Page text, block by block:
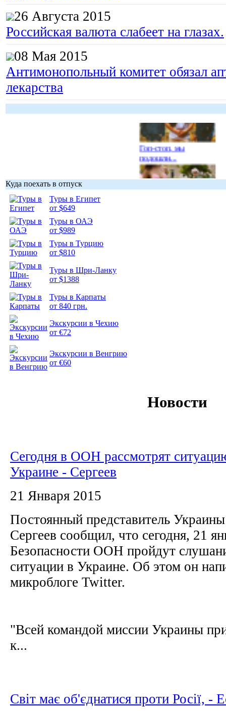
26 Августа 2015
Российская валюта слабеет на глазах.
08 Мая 2015
Антимонопольный комитет обязал
лекарства
Гоп-стоп, мы
подошли...
Куда поехать в отпуск
Туры в Египет
от $649
Туры в ОАЭ
от $989
Туры в Турцию
от $810
Туры в Шри-Ланку
от $1388
Туры в Карпаты
от 840 грн.
Экскурсии в Чехию
от €72
Экскурсии в Венгрию
от €60
Новости
Сегодня в ООН рассмотрят
Украине - Сергеев
21 Января 2015
Постоянный представитель
Сергеев сообщил, что сегодня, 21
Безопасности ООН пройдут
ситуации в Украине. Об этом он
микроблоге Twitter.
"Всей командой миссии Украины
к...
Світ має об'єднатися проти Росії, -